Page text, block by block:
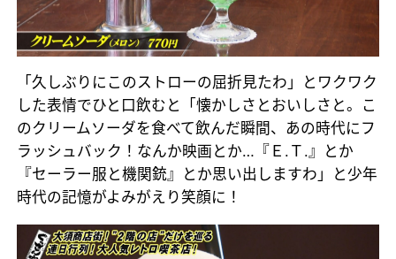
「久しぶりにこのストローの屈折見たわ」とワクワク
した表情でひと口飲むと「懐かしさとおいしさと。こ
のクリームソーダを食べて飲んだ瞬間、あの時代にフ
ラッシュバック！なんか映画とか…『Ｅ.Ｔ.』とか
『セーラー服と機関銃』とか思い出しますわ」と少年
時代の記憶がよみがえり笑顔に！